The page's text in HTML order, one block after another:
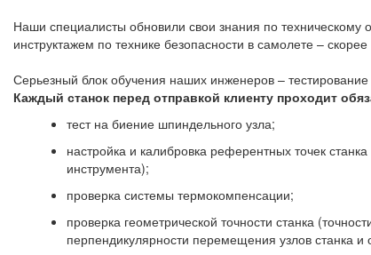
Наши специалисты обновили свои знания по
инструктажем по технике безопасности в самолете –
Серьезный блок обучения наших инженеров – тестирование
Каждый станок перед отправкой клиенту проходит
тест на биение шпиндельного узла;
настройка и калибровка референтных точек
инструмента);
проверка системы термокомпенсации;
проверка геометрической точности станка
перпендикулярности перемещения узлов станка и